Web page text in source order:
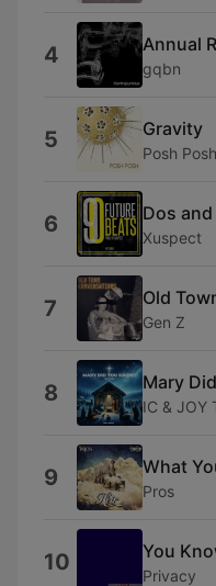
4 Annual
gqbn
5 Gravity
Posh Posh
6 Dos
Xuspect
7 Old
Gen Z
8 Mary
IC & JOY
9 What
Pros
10 You
Privacy